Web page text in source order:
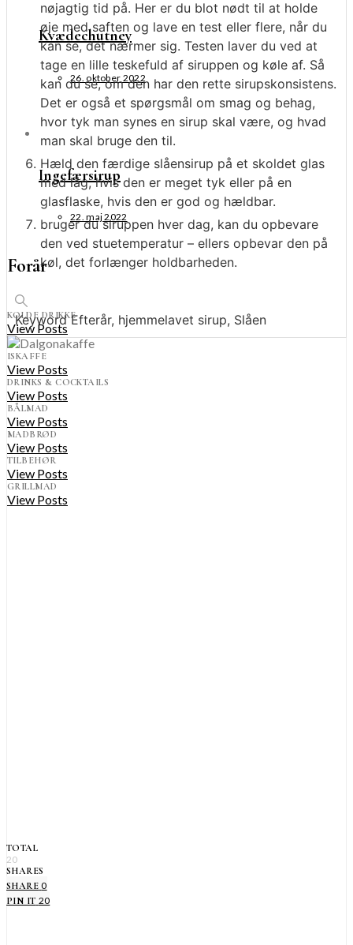
Kvædechutney
26. oktober 2022
Ingefærsirup
22. maj 2022
Forår
KOLDE DRIKKE
View Posts
ISKAFFE
View Posts
DRINKS & COCKTAILS
View Posts
BÅLMAD
View Posts
MADBRØD
View Posts
TILBEHØR
View Posts
GRILLMAD
View Posts
nøjagtig tid på. Her er du blot nødt til at holde
øje med saften og lave en test eller flere, når du
kan se, det nærmer sig. Testen laver du ved at
tage en lille teskefuld af siruppen og køle af. Så
kan du se, om den har den rette sirupskonsistens.
Det er også et spørgsmål om smag og behag,
hvor tyk man synes en sirup skal være, og hvad
man skal bruge den til.
Hæld den færdige slåensirup på et skoldet glas
med låg, hvis den er meget tyk eller på en
glasflaske, hvis den er god og hældbar.
bruger du siruppen hver dag, kan du opbevare
den ved stuetemperatur – ellers opbevar den på
køl, det forlænger holdbarheden.
KeywordEfterår, hjemmelavet sirup, Slåen
TOTAL
20
SHARES
SHARE 0
PIN IT 20